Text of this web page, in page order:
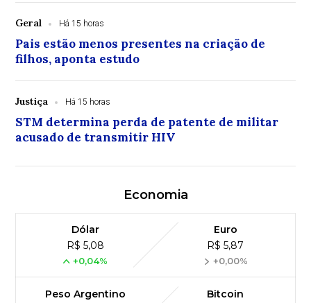
Geral Há 15 horas
Pais estão menos presentes na criação de
filhos, aponta estudo
Justiça Há 15 horas
STM determina perda de patente de militar
acusado de transmitir HIV
Economia
Dólar
R$ 5,08
+0,04%
Euro
R$ 5,87
+0,00%
Peso Argentino
Bitcoin